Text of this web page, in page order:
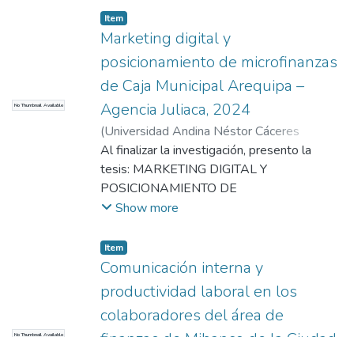
No Thumbnail Available
Item
Marketing digital y
posicionamiento de microfinanzas
de Caja Municipal Arequipa –
Agencia Juliaca, 2024
(Universidad Andina Néstor Cáceres
Velásquez,2025)Naveros Salazar, Flor
Natali ;Puma Puma. Percy Gonzalo
Universidad Andina Néstor Cáceres
Velásquez
Al finalizar la investigación, presento la
tesis: MARKETING DIGITAL Y
POSICIONAMIENTO DE
MICROFINANZAS DE CAJA MUNICIPAL
con el principal Objetivo: Determinar la
relación entre el marketing digital y el
posicionamiento de microfinanzas de la Caja
Municipal Arequipa de la Agencia Juliaca, en
el año 2024. Material y método: Se llevó a
Show more
No Thumbnail Available
Item
Comunicación interna y
productividad laboral en los
colaboradores del área de